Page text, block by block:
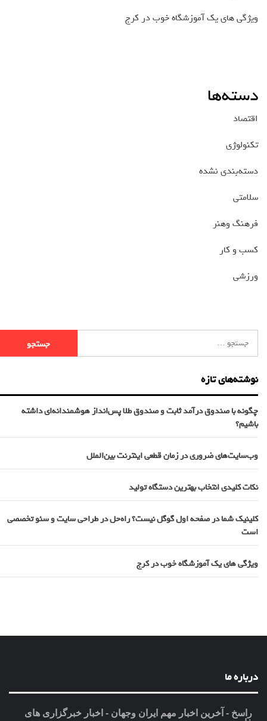
ویژگی های یک آموزشگاه خوب در کرج
دسته‌ها
اقتصاد
تکنولوژی
دسته‌بندی نشده
سلامتی
فرهنگ وهنر
کسب و کار
ورزشی
نوشته‌های تازه
چگونه با صندوق درآمد ثابت و صندوق طلا پس‌انداز هوشمندانه‌ای داشته
باشیم؟
وب‌سایت‌های ضروری در زمان قطعی اینترنت بین‌الملل
نکات کلیدی انتخاب بهترین دستگاه تولید
کلینیک شما در صفحه اول گوگل نیست؟ راه‌حل در طراحی سایت و سئو تخصصی
است
ویژگی های یک آموزشگاه خوب در کرج
درباره ما
راسخ - آخرین اخبار مهم ایران وجهان - اخبار خبرگزاری های